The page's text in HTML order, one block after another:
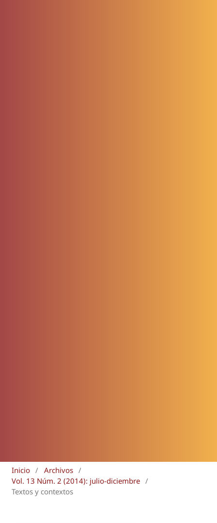
Inicio / Archivos /
Vol. 13 Núm. 2 (2014): julio-diciembre /
Textos y contextos